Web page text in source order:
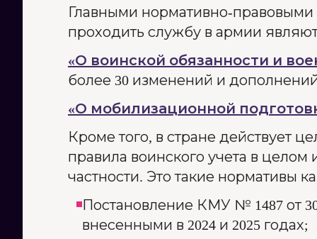
Главными нормативно-
проходить службу в армии
«О воинской обязанности и
более 30 изменений и
«О мобилизационной
Кроме того, в стране действует
правила воинского учета в
частности. Это такие нормативы
Постановление КМУ № 1487 от
внесенными в 2024 и 2025 годах;